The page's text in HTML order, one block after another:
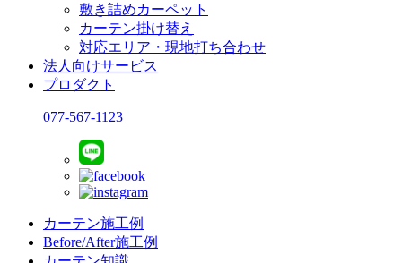
敷き詰めカーペット
カーテン掛け替え
対応エリア・現地打ち合わせ
法人向けサービス
プロダクト
077-567-1123
カーテン施工例
Before/After施工例